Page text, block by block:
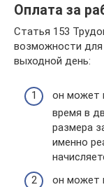
Оплата за
Статья 153
возможности
выходной день:
он может
время в
размера
именно
он может